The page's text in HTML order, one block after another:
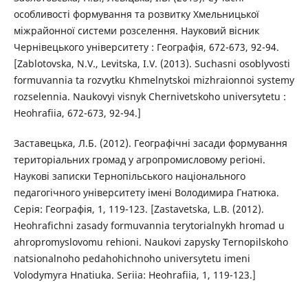
особливості формування та розвитку Хмельницької
міжрайонної системи розселення. Науковий вісник
Чернівецького університету : Географія, 672-673, 92-94.
[Zablotovska, N.V., Levitska, I.V. (2013). Suchasni osoblyvosti
formuvannia ta rozvytku Khmelnytskoi mizhraionnoi systemy
rozselennia. Naukovyi visnyk Chernivetskoho universytetu :
Heohrafiia, 672-673, 92-94.]
Заставецька, Л.Б. (2012). Географічні засади формування
територіальних громад у агропромисловому регіоні.
Наукові записки Тернопільського національного
педагогічного університету імені Володимира Гнатюка.
Серія: Географія, 1, 119-123. [Zastavetska, L.B. (2012).
Heohrafichni zasady formuvannia terytorialnykh hromad u
ahropromyslovomu rehioni. Naukovi zapysky Ternopilskoho
natsionalnoho pedahohichnoho universytetu imeni
Volodymyra Hnatiuka. Seriia: Heohrafiia, 1, 119-123.]